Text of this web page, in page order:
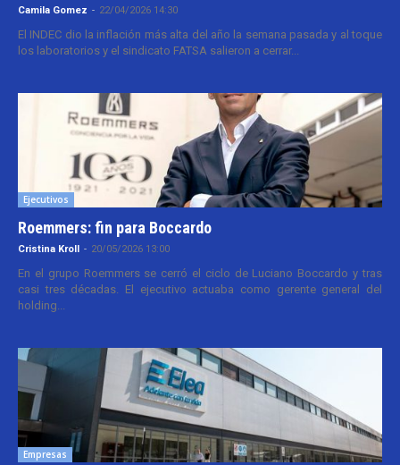
Camila Gomez - 22/04/2026 14:30
El INDEC dio la inflación más alta del año la semana pasada y al toque
los laboratorios y el sindicato FATSA salieron a cerrar...
Ejecutivos
Roemmers: fin para Boccardo
Cristina Kroll - 20/05/2026 13:00
En el grupo Roemmers se cerró el ciclo de Luciano Boccardo y tras
casi tres décadas. El ejecutivo actuaba como gerente general del
holding...
Empresas